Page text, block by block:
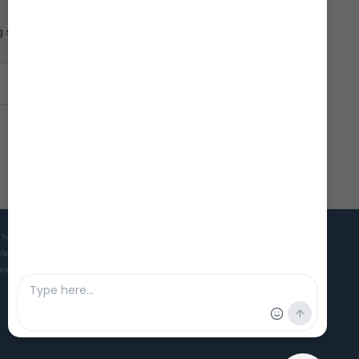
Viking Ship Museum in Roskilde is the home of five world famous
ships and is the Danish museum for ships, seafaring and
culture in ancient and medieval times.